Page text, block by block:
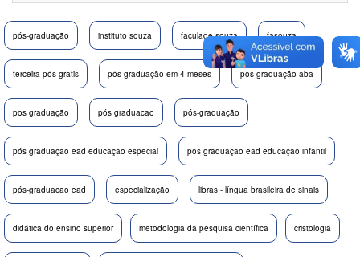
pós-graduação instituto souza faculade souza fasouza
terceira pós gratis pós graduação em 4 meses pos graduação aba
pos graduação pós graduacao pós-graduação
pós graduação ead educação especial pos graduação ead educação infantil
pós-graduacao ead especialização libras - língua brasileira de sinais
didática do ensino superior metodologia da pesquisa científica cristologia